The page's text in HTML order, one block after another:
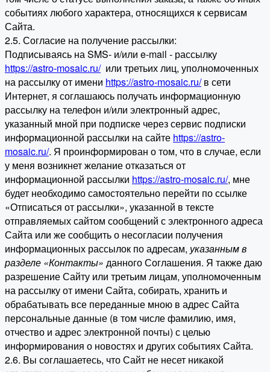
событиях любого характера, относящихся к сервисам
Сайта.
2.5. Согласие на получение рассылки:
Подписываясь на SMS- и/или e-mail - рассылку
https://astro-mosaic.ru/или третьих лиц, уполномоченных
на рассылку от имени https://astro-mosaic.ru/в сети
Интернет, я соглашаюсь получать информационную
рассылку на телефон и/или электронный адрес,
указанный мной при подписке через сервис подписки
информационной рассылки на сайте https://astro-
mosaic.ru/. Я проинформирован о том, что в случае, если
у меня возникнет желание отказаться от
информационной рассылки https://astro-mosaic.ru/, мне
будет необходимо самостоятельно перейти по ссылке
«Отписаться от рассылки», указанной в тексте
отправляемых сайтом сообщений с электронного адреса
Сайта или же сообщить о несогласии получения
информационных рассылок по адресам, указанным в
разделе «Контакты» данного Соглашения. Я также даю
разрешение Сайту или третьим лицам, уполномоченным
на рассылку от имени Сайта, собирать, хранить и
обрабатывать все переданные мною в адрес Сайта
персональные данные (в том числе фамилию, имя,
отчество и адрес электронной почты) с целью
информирования о новостях и других событиях Сайта.
2.6. Вы соглашаетесь, что Сайт не несет никакой